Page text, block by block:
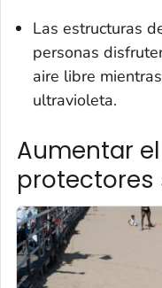
Las estructuras
personas
aire libre
ultravioleta.
Aumentar
protectores